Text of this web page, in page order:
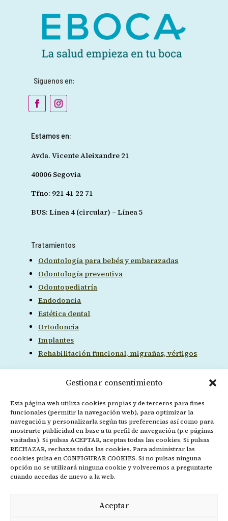
Gestionar consentimiento
Esta página web utiliza cookies propias y de terceros para fines
funcionales (permitir la navegación web), para optimizar la
navegación y personalizarla según tus preferencias así como para
mostrarte publicidad en base a tu perfil de navegación (p.e páginas
visitadas). Si pulsas ACEPTAR, aceptas todas las cookies. Si pulsas
RECHAZAR, rechazas todas las cookies. Para administrar las
cookies pulsa en CONFIGURAR COOKIES. Si no pulsas ninguna
opción no se utilizará ninguna cookie y volveremos a preguntarte
cuando accedas de nuevo a la web.
Aceptar
Síguenos en:
Estamos en:
Avda. Vicente Aleixandre 21
40006 Segovia
Tfno: 921 41 22 71
BUS: Línea 4 (circular) – Línea 5
Tratamientos
Odontología para bebés y embarazadas
Odontología preventiva
Odontopediatría
Endodoncia
Estética dental
Ortodoncia
Implantes
Rehabilitación funcional, migrañas, vértigos